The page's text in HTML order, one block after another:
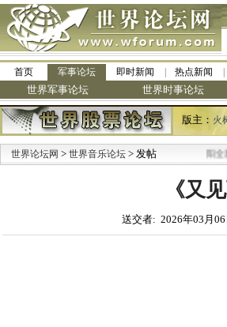
首页 军事论坛 即时新闻 热点新闻
世界军事论坛 世界时事论坛
版主： 火
世界论坛网 > 世界音乐论坛 > 发帖 九阳全新
《又
送交者: 2026年03月